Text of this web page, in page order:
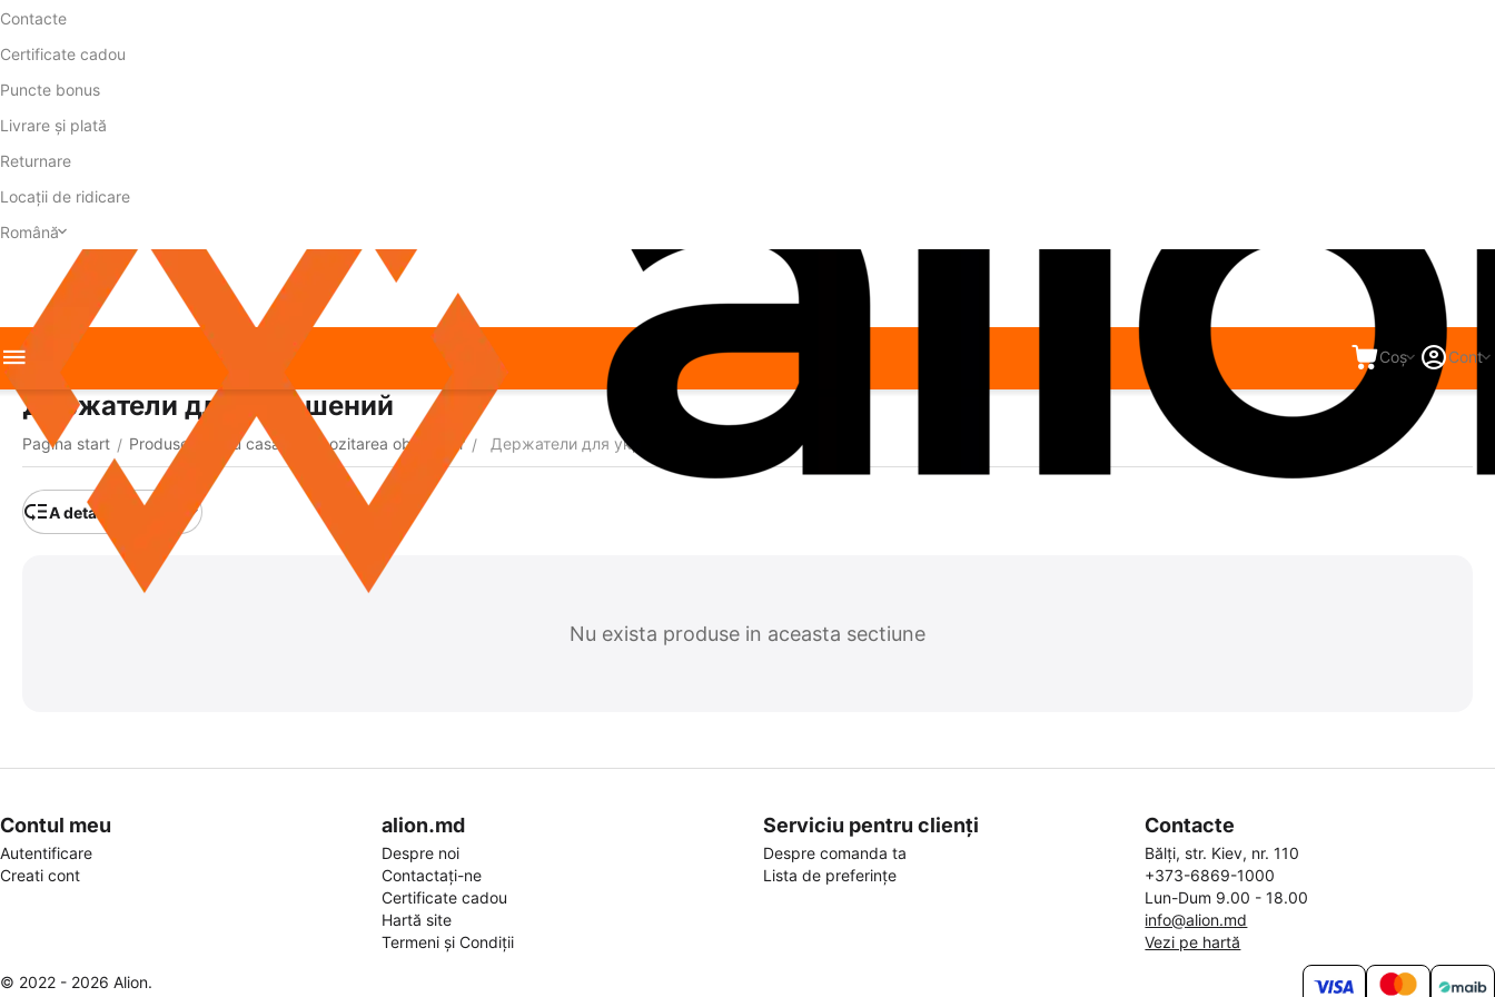
Contacte
Certificate cadou
Puncte bonus
Livrare și plată
Returnare
Locații de ridicare
Română
Coș Cont
Держатели для украшений
Pagina start / Produse pentru casă Depozitarea obiectelor / Держатели для украшений
A detalia categoria
Nu exista produse in aceasta sectiune
Contul meu
Autentificare
Creati cont
alion.md
Despre noi
Contactați-ne
Certificate cadou
Hartă site
Termeni și Condiții
Serviciu pentru clienți
Despre comanda ta
Lista de preferințe
Contacte
Bălți, str. Kiev, nr. 110
+373-6869-1000
Lun-Dum 9.00 - 18.00
info@alion.md
Vezi pe hartă
© 2022 - 2026 Alion.